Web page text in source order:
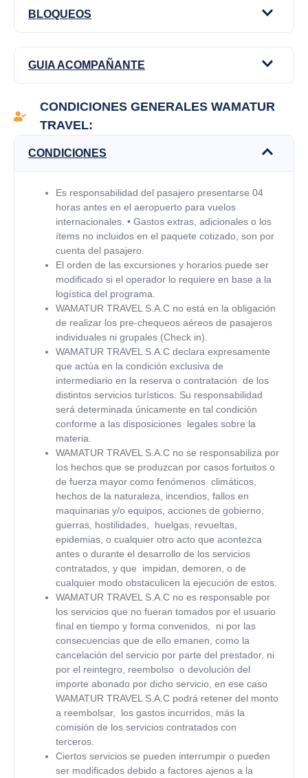
BLOQUEOS
GUIA ACOMPAÑANTE
CONDICIONES GENERALES WAMATUR
TRAVEL:
CONDICIONES
Es responsabilidad del pasajero presentarse 04
horas antes en el aeropuerto para vuelos
internacionales. • Gastos extras, adicionales o los
ítems no incluidos en el paquete cotizado, son por
cuenta del pasajero.
El orden de las excursiones y horarios puede ser
modificado si el operador lo requiere en base a la
logística del programa.
WAMATUR TRAVEL S.A.C no está en la obligación
de realizar los pre-chequeos aéreos de pasajeros
individuales ni grupales (Check in).
WAMATUR TRAVEL S.A.C declara expresamente
que actúa en la condición exclusiva de
intermediario en la reserva o contratación de los
distintos servicios turísticos. Su responsabilidad
será determinada únicamente en tal condición
conforme a las disposiciones legales sobre la
materia.
WAMATUR TRAVEL S.A.C no se responsabiliza por
los hechos que se produzcan por casos fortuitos o
de fuerza mayor como fenómenos climáticos,
hechos de la naturaleza, incendios, fallos en
maquinarias y/o equipos, acciones de gobierno,
guerras, hostilidades, huelgas, revueltas,
epidemias, o cualquier otro acto que acontezca
antes o durante el desarrollo de los servicios
contratados, y que impidan, demoren, o de
cualquier modo obstaculicen la ejecución de estos.
WAMATUR TRAVEL S.A.C no es responsable por
los servicios que no fueran tomados por el usuario
final en tiempo y forma convenidos, ni por las
consecuencias que de ello emanen, como la
cancelación del servicio por parte del prestador, ni
por el reintegro, reembolso o devolución del
importe abonado por dicho servicio, en ese caso
WAMATUR TRAVEL S.A.C podrá retener del monto
a reembolsar, los gastos incurridos, más la
comisión de los servicios contratados con
terceros.
Ciertos servicios se pueden interrumpir o pueden
ser modificados debido a factores ajenos a la